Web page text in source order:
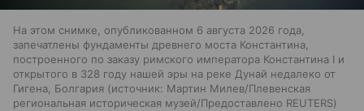
На этом снимке, опубликованном 6 августа 2026 года,
запечатлены фундаменты древнего моста Константина,
построенного по заказу римского императора Константина I и
открытого в 328 году нашей эры на реке Дунай недалеко от
Гигена, Болгария
источник: Мартин Милев/Плевенская
региональная историческая музей/Предоставлено REUTERS